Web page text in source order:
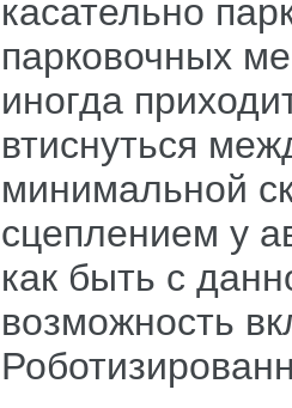
касательно
парковочных
иногда
втиснуться
минимальной
сцеплением у
как быть с
возможность